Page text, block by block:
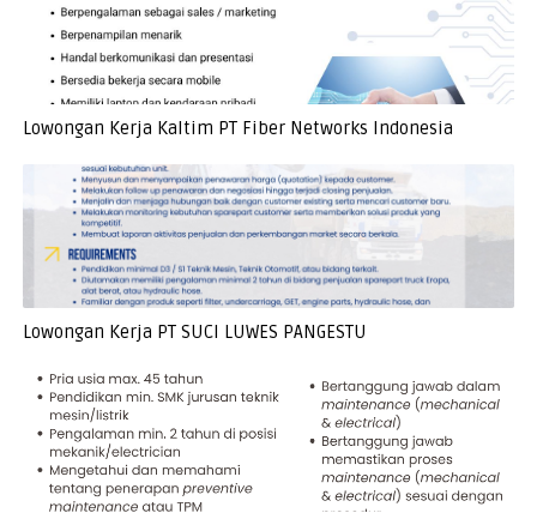
Lowongan Kerja Kaltim PT Fiber Networks Indonesia
Lowongan Kerja PT SUCI LUWES PANGESTU